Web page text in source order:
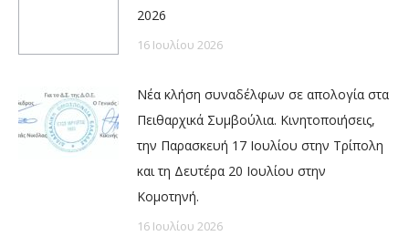
2026
16 Ιουλίου 2026
Νέα κλήση συναδέλφων σε απολογία στα
Πειθαρχικά Συμβούλια. Κινητοποιήσεις,
την Παρασκευή 17 Ιουλίου στην Τρίπολη
και τη Δευτέρα 20 Ιουλίου στην
Κομοτηνή.
16 Ιουλίου 2026